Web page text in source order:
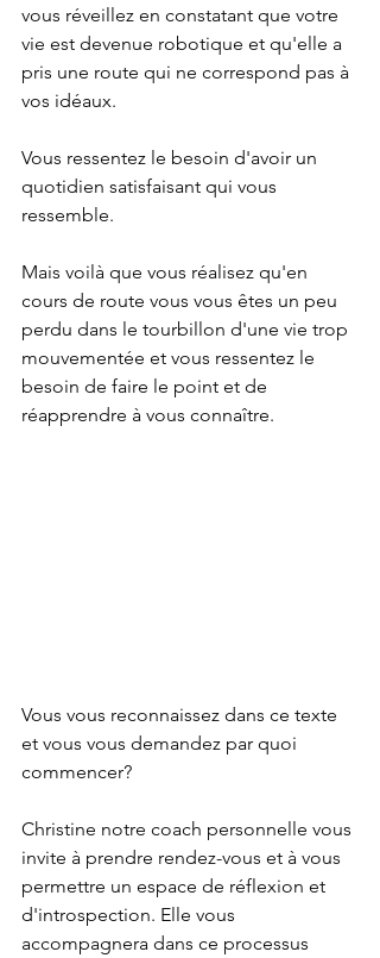
vous réveillez en constatant que votre
vie est devenue robotique et qu'elle a
pris une route qui ne correspond pas à
vos idéaux.
Vous ressentez le besoin d'avoir un
quotidien satisfaisant qui vous
ressemble.
Mais voilà que vous réalisez qu'en
cours de route vous vous êtes un peu
perdu dans le tourbillon d'une vie trop
mouvementée et vous ressentez le
besoin de faire le point et de
réapprendre à vous connaître.
Vous vous reconnaissez dans ce texte
et vous vous demandez par quoi
commencer?
Christine notre coach personnelle vous
invite à prendre rendez-vous et à vous
permettre un espace de réflexion et
d'introspection. Elle vous
accompagnera dans ce processus